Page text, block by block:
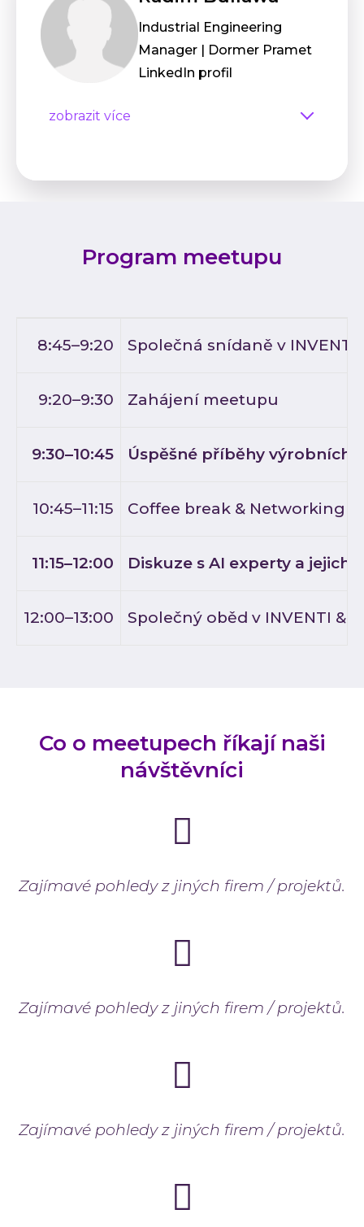
Industrial Engineering
Manager | Dormer Pramet
LinkedIn profil
zobrazit více
Program meetupu
8:45–9:20 Společná snídaně v INVENTI
9:20–9:30 Zahájení meetupu
9:30–10:45 Úspěšné příběhy výrobních
10:45–11:15 Coffee break & Networking
11:15–12:00 Diskuze s AI experty a
12:00–13:00 Společný oběd v INVENTI &
Co o meetupech říkají naši
návštěvníci
Zajímavé pohledy z jiných firem / projektů.
Zajímavé pohledy z jiných firem / projektů.
Zajímavé pohledy z jiných firem / projektů.